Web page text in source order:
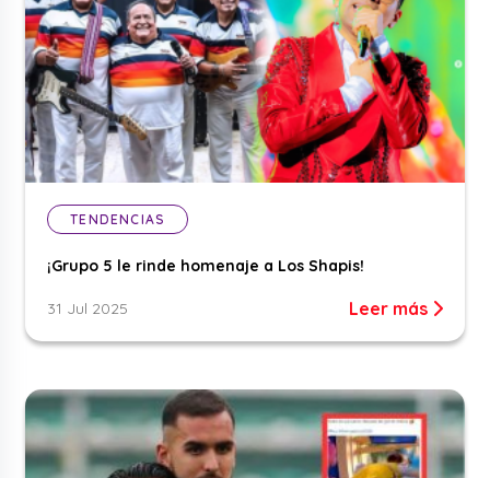
TENDENCIAS
¡Grupo 5 le rinde homenaje a Los Shapis!
31 Jul 2025 Leer más